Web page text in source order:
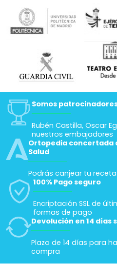
Somos
Rubén Castilla, Oscar
nuestros embajadores
Ortopedia concertada
Salud
Podrás canjear tu
100% Pago seguro
Encriptación SSL de
formas de pago
Devolución en 14 días
Plazo de 14 días para
compra